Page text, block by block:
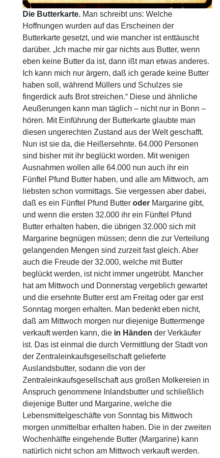
Die Butterkarte. Man schreibt uns: Welche
Hoffnungen wurden auf das Erscheinen der
Butterkarte gesetzt, und wie mancher ist enttäuscht
darüber. „Ich mache mir gar nichts aus Butter, wenn
eben keine Butter da ist, dann ißt man etwas anderes.
Ich kann mich nur ärgern, daß ich gerade keine Butter
haben soll, während Müllers und Schulzes sie
fingerdick aufs Brot streichen.“ Diese und ähnliche
Aeußerungen kann man täglich – nicht nur in Bonn –
hören. Mit Einführung der Butterkarte glaubte man
diesen ungerechten Zustand aus der Welt geschafft.
Nun ist sie da, die Heißersehnte. 64.000 Personen
sind bisher mit ihr beglückt worden. Mit wenigen
Ausnahmen wollen alle 64.000 nun auch ihr ein
Fünftel Pfund Butter haben, und alle am Mittwoch, am
liebsten schon vormittags. Sie vergessen aber dabei,
daß es ein Fünftel Pfund Butter oder Margarine gibt,
und wenn die ersten 32.000 ihr ein Fünftel Pfund
Butter erhalten haben, die übrigen 32.000 sich mit
Margarine begnügen müssen; denn die zur Verteilung
gelangenden Mengen sind zurzeit fast gleich. Aber
auch die Freude der 32.000, welche mit Butter
beglückt werden, ist nicht immer ungetrübt. Mancher
hat am Mittwoch und Donnerstag vergeblich gewartet
und die ersehnte Butter erst am Freitag oder gar erst
Sonntag morgen erhalten. Man bedenkt eben nicht,
daß am Mittwoch morgen nur diejenige Buttermenge
verkauft werden kann, die in Händen der Verkäufer
ist. Das ist einmal die durch Vermittlung der Stadt von
der Zentraleinkaufsgesellschaft gelieferte
Auslandsbutter, sodann die von der
Zentraleinkaufsgesellschaft aus großen Molkereien in
Anspruch genommene Inlandsbutter und schließlich
diejenige Butter und Margarine, welche die
Lebensmittelgeschäfte von Sonntag bis Mittwoch
morgen unmittelbar erhalten haben. Die in der zweiten
Wochenhälfte eingehende Butter (Margarine) kann
natürlich nicht schon am Mittwoch verkauft werden.